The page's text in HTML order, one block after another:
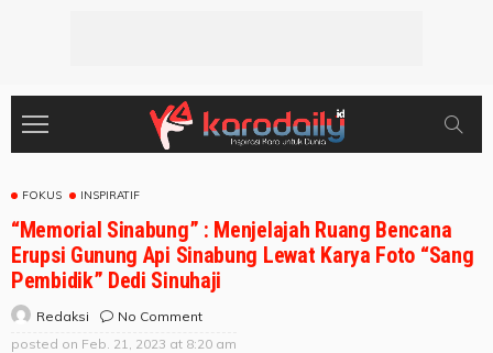
FOKUS INSPIRATIF
“Memorial Sinabung” : Menjelajah Ruang Bencana
Erupsi Gunung Api Sinabung Lewat Karya Foto “Sang
Pembidik” Dedi Sinuhaji
Redaksi
No Comment
posted on Feb. 21, 2023 at 8:20 am